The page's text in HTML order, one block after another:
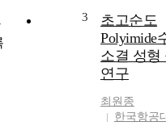
3
초고순도
Polyimide
소결 성형
연구
최원종
한국항공